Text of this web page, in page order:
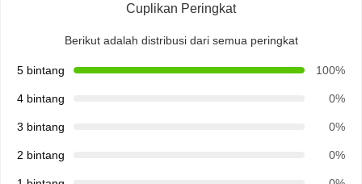
Cuplikan Peringkat
Berikut adalah distribusi dari semua peringkat
5 bintang 100%
4 bintang 0%
3 bintang 0%
2 bintang 0%